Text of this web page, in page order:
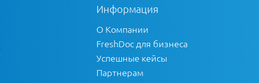
Информация
О Компании
FreshDoc для бизнеса
Успешные кейсы
Партнерам